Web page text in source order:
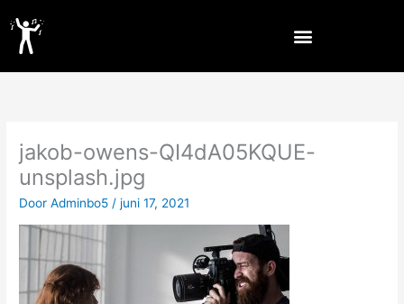
naar
jakob-owens-QI4dA05KQUE-
unsplash.jpg
DoorAdminbo5 /juni 17, 2021